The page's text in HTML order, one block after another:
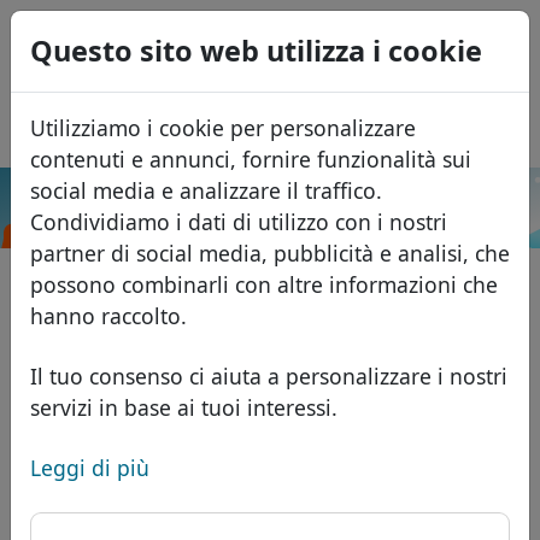
Questo sito web utilizza i cookie
Utilizziamo i cookie per personalizzare
contenuti e annunci, fornire funzionalità sui
social media e analizzare il traffico.
Condividiamo i dati di utilizzo con i nostri
partner di social media, pubblicità e analisi, che
possono combinarli con altre informazioni che
hanno raccolto.
Il tuo consenso ci aiuta a personalizzare i nostri
servizi in base ai tuoi interessi.
Leggi di più
Domini
Database dei domini
Domini africani
Domini asiatici
Domini europei
Domini del Medio Oriente
Domini nordamericani
Listino prezzi
Sconti
Trasferisci
Cerca
Servizi
ID Protect
Hosting DNS
WHOIS
USD
EUR
GBP
Español
Français
Português
Română
Eesti